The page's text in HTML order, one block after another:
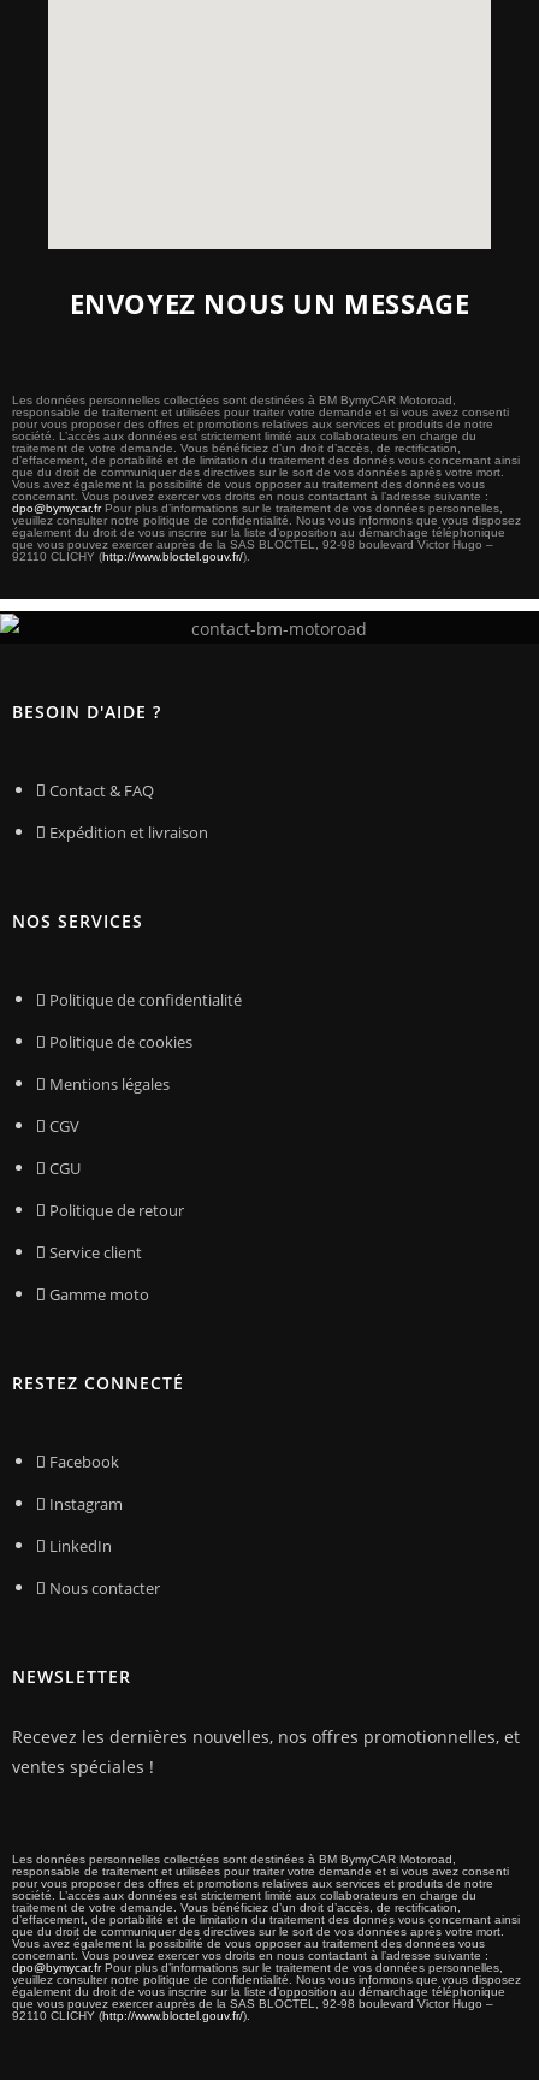
ENVOYEZ NOUS UN MESSAGE
Les données personnelles collectées sont destinées à BM BymyCAR Motoroad,
responsable de traitement et utilisées pour traiter votre demande et si vous avez consenti
pour vous proposer des offres et promotions relatives aux services et produits de notre
société. L’accès aux données est strictement limité aux collaborateurs en charge du
traitement de votre demande. Vous bénéficiez d’un droit d’accès, de rectification,
d’effacement, de portabilité et de limitation du traitement des donnés vous concernant ainsi
que du droit de communiquer des directives sur le sort de vos données après votre mort.
Vous avez également la possibilité de vous opposer au traitement des données vous
concernant. Vous pouvez exercer vos droits en nous contactant à l’adresse suivante :
dpo@bymycar.frPour plus d’informations sur le traitement de vos données personnelles,
veuillez consulter notre politique de confidentialité. Nous vous informons que vous disposez
également du droit de vous inscrire sur la liste d’opposition au démarchage téléphonique
que vous pouvez exercer auprès de la SAS BLOCTEL, 92-98 boulevard Victor Hugo –
92110 CLICHY (http://www.bloctel.gouv.fr/).
BESOIN D'AIDE ?
Contact & FAQ
Expédition et livraison
NOS SERVICES
Politique de confidentialité
Politique de cookies
Mentions légales
CGV
CGU
Politique de retour
Service client
Gamme moto
RESTEZ CONNECTÉ
Facebook
Instagram
LinkedIn
Nous contacter
NEWSLETTER
Recevez les dernières nouvelles, nos offres promotionnelles, et
ventes spéciales !
Les données personnelles collectées sont destinées à BM BymyCAR Motoroad,
responsable de traitement et utilisées pour traiter votre demande et si vous avez consenti
pour vous proposer des offres et promotions relatives aux services et produits de notre
société. L’accès aux données est strictement limité aux collaborateurs en charge du
traitement de votre demande. Vous bénéficiez d’un droit d’accès, de rectification,
d’effacement, de portabilité et de limitation du traitement des donnés vous concernant ainsi
que du droit de communiquer des directives sur le sort de vos données après votre mort.
Vous avez également la possibilité de vous opposer au traitement des données vous
concernant. Vous pouvez exercer vos droits en nous contactant à l’adresse suivante :
dpo@bymycar.frPour plus d’informations sur le traitement de vos données personnelles,
veuillez consulter notre politique de confidentialité. Nous vous informons que vous disposez
également du droit de vous inscrire sur la liste d’opposition au démarchage téléphonique
que vous pouvez exercer auprès de la SAS BLOCTEL, 92-98 boulevard Victor Hugo –
92110 CLICHY (http://www.bloctel.gouv.fr/).